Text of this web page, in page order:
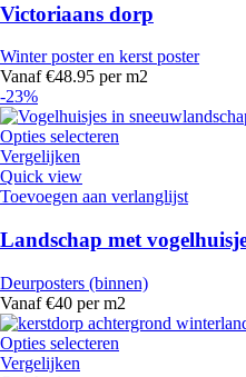
Victoriaans dorp
Winter poster en kerst poster
Vanaf €48.95 per m2
-23%
Opties selecteren
Vergelijken
Quick view
Toevoegen aan verlanglijst
Landschap met
Deurposters (binnen)
Vanaf €40 per m2
Opties selecteren
Vergelijken